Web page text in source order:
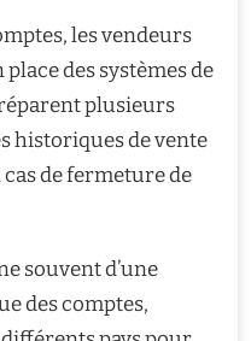
les vendeurs
des systèmes de
plusieurs
historiques de vente
de fermeture de
souvent d’une
des comptes,